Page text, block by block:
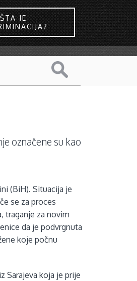
ŠTA JE
označene su kao
(BiH). Situacija je
se za proces
traganje za novim
da je podvrgnuta
koje počnu
Sarajeva koja je prije